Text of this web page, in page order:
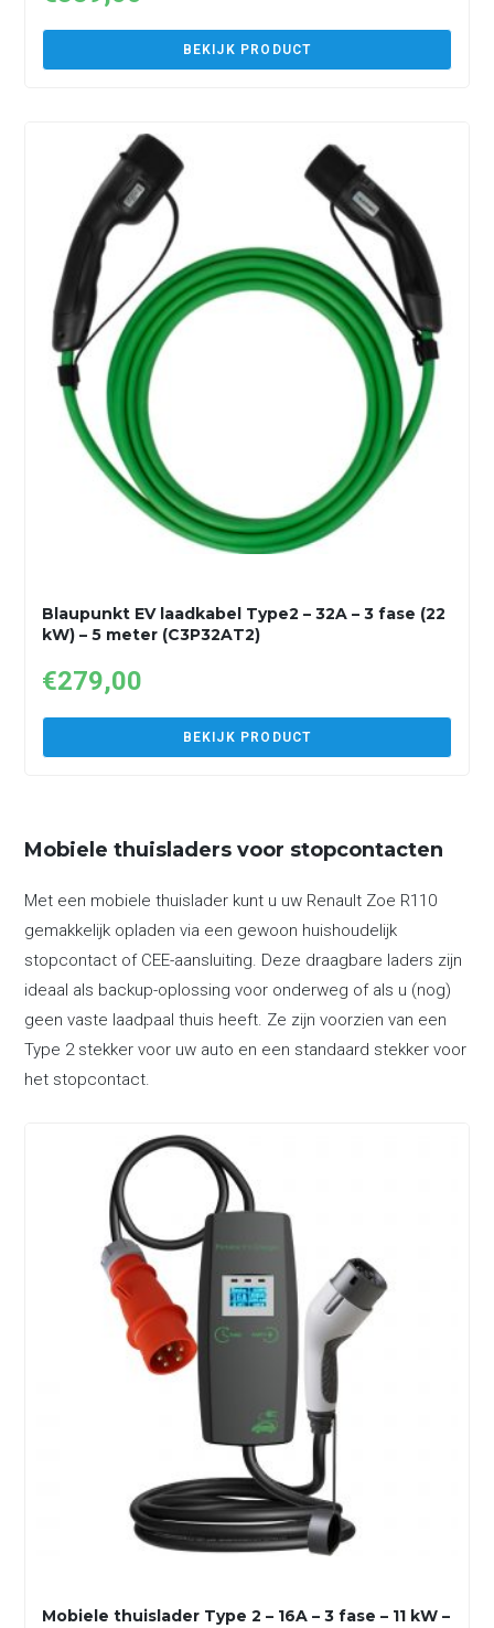
BEKIJK PRODUCT
Blaupunkt EV laadkabel Type2 – 32A – 3 fase (22
kW) – 5 meter (C3P32AT2)
€279,00
BEKIJK PRODUCT
Mobiele thuisladers voor stopcontacten
Met een mobiele thuislader kunt u uw Renault Zoe R110
gemakkelijk opladen via een gewoon huishoudelijk
stopcontact of CEE-aansluiting. Deze draagbare laders zijn
ideaal als backup-oplossing voor onderweg of als u (nog)
geen vaste laadpaal thuis heeft. Ze zijn voorzien van een
Type 2 stekker voor uw auto en een standaard stekker voor
het stopcontact.
Mobiele thuislader Type 2 – 16A – 3 fase – 11 kW –